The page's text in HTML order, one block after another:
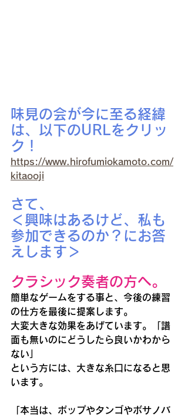
味見の会が今に至る経緯
は、以下のURLをクリッ
ク！
https://www.hirofumiokamoto.com/
kitaooji
さて、
＜興味はあるけど、私も
参加できるのか？にお答
えします＞
クラシック奏者の方へ。
簡単なゲームをする事と、今後の練習
の仕方を最後に提案します。
大変大きな効果をあげています。「譜
面も無いのにどうしたら良いかわから
ない」
という方には、大きな糸口になると思
います。
「本当は、ポップやタンゴやボサノバ